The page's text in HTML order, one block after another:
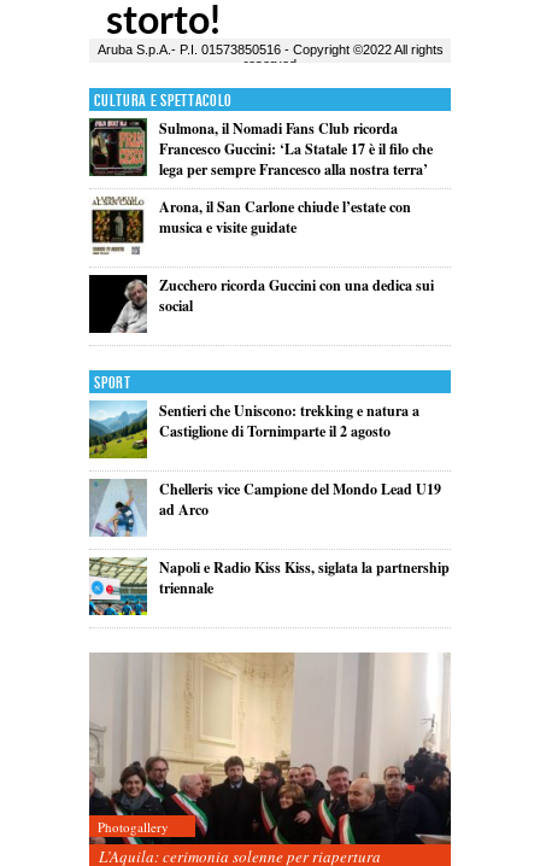
Cultura e Spettacolo
Sulmona, il Nomadi Fans Club ricorda
Francesco Guccini: ‘La Statale 17 è il filo che
lega per sempre Francesco alla nostra terra’
Arona, il San Carlone chiude l’estate con
musica e visite guidate
Zucchero ricorda Guccini con una dedica sui
social
Sport
Sentieri che Uniscono: trekking e natura a
Castiglione di Tornimparte il 2 agosto
Chelleris vice Campione del Mondo Lead U19
ad Arco
Napoli e Radio Kiss Kiss, siglata la partnership
triennale
Photogallery
L’Aquila: cerimonia solenne per riapertura